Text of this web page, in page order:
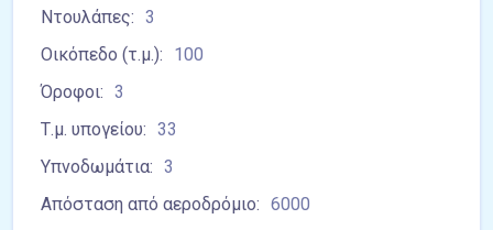
Ντουλάπες: 3
Οικόπεδο (τ.μ.):
100
Όροφοι: 3
Τ.μ. υπογείου: 33
Υπνοδωμάτια: 3
Απόσταση από αεροδρόμιο: 6000